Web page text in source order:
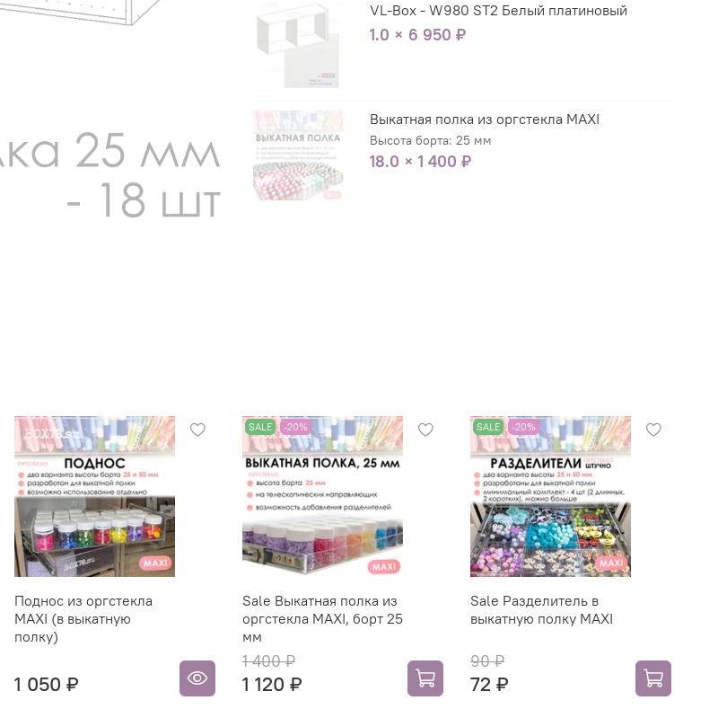
VL-Box - W980 ST2 Белый платиновый
1.0 × 6 950 ₽
Выкатная полка из оргстекла MAXI
Высота борта: 25 мм
18.0 × 1 400 ₽
Поднос из оргстекла
MAXI (в выкатную
полку)
1 050 ₽
SALE -20%
Sale Выкатная полка из
оргстекла MAXI, борт 25
мм
1 400 ₽
1 120 ₽
SALE -20%
Sale Разделитель в
выкатную полку MAXI
90 ₽
72 ₽